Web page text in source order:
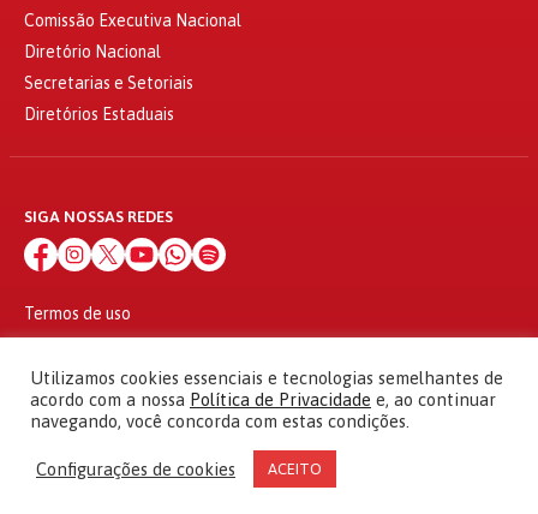
Comissão Executiva Nacional
Diretório Nacional
Secretarias e Setoriais
Diretórios Estaduais
SIGA NOSSAS REDES
Termos de uso
© 2010 - 2026
Partido dos Trabalhadores Todos os direitos reservados
Utilizamos cookies essenciais e tecnologias semelhantes de
acordo com a nossa Política de Privacidade e, ao continuar
navegando, você concorda com estas condições.
Configurações de cookies ACEITO